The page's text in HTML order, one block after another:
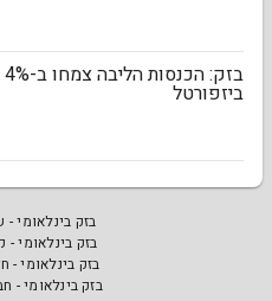
ביזפורטל
בזק בינלאומי
בזק בינלאומי
בזק בינלאומי -
בזק בינלאומי -